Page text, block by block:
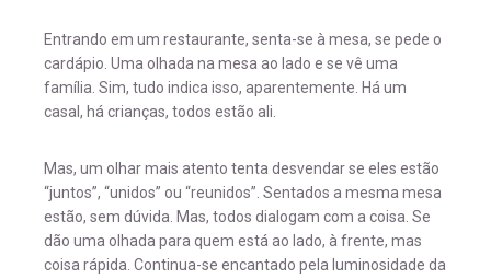
Entrando em um restaurante, senta-se à mesa, se pede o
cardápio. Uma olhada na mesa ao lado e se vê uma
família. Sim, tudo indica isso, aparentemente. Há um
casal, há crianças, todos estão ali.
Mas, um olhar mais atento tenta desvendar se eles estão
“juntos”, “unidos” ou “reunidos”. Sentados a mesma mesa
estão, sem dúvida. Mas, todos dialogam com a coisa. Se
dão uma olhada para quem está ao lado, à frente, mas
coisa rápida. Continua-se encantado pela luminosidade da